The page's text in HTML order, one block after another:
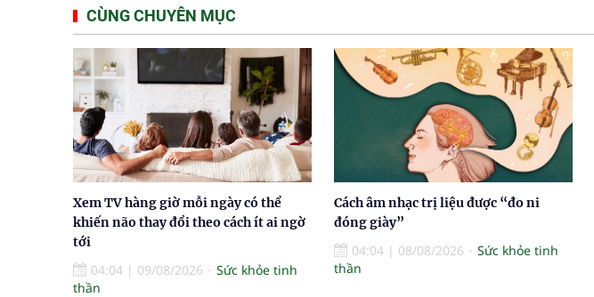
CÙNG CHUYÊN MỤC
Xem TV hàng giờ mỗi ngày có thể
khiến não thay đổi theo cách ít ai ngờ
tới
04:04 | 09/08/2026
Sức khỏe tinh
thần
Cách âm nhạc trị liệu được “đo ni
đóng giày”
04:04 | 08/08/2026
Sức khỏe tinh
thần